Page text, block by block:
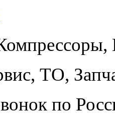
ТО,
по